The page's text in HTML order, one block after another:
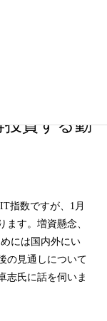
投資する動
指数ですが、1月
す。増資懸念、
には国内外にい
の見通しについて
志氏に話を伺いま